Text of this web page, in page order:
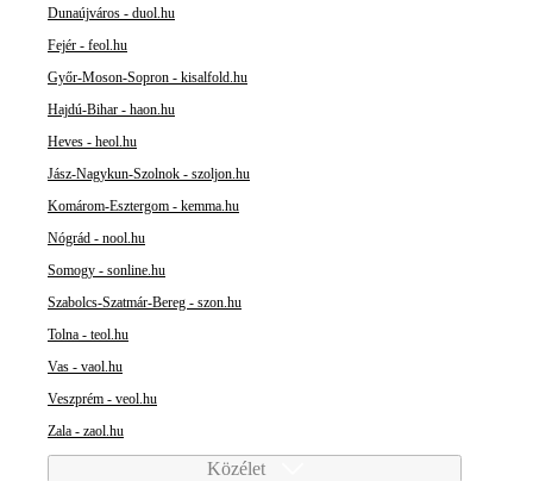
Dunaújváros - duol.hu
Fejér - feol.hu
Győr-Moson-Sopron - kisalfold.hu
Hajdú-Bihar - haon.hu
Heves - heol.hu
Jász-Nagykun-Szolnok - szoljon.hu
Komárom-Esztergom - kemma.hu
Nógrád - nool.hu
Somogy - sonline.hu
Szabolcs-Szatmár-Bereg - szon.hu
Tolna - teol.hu
Vas - vaol.hu
Veszprém - veol.hu
Zala - zaol.hu
Közélet